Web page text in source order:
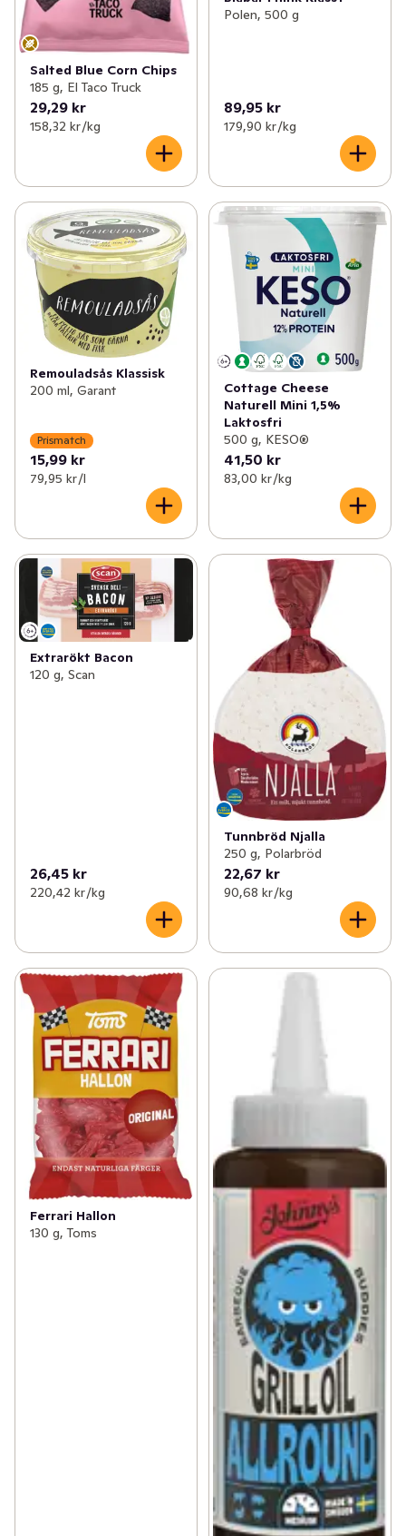
Salted Blue Corn Chips
185 g, El Taco Truck
29,29 kr
158,32 kr /kg
Polen, 500 g
89,95 kr
179,90 kr /kg
Remouladsås Klassisk
200 ml, Garant
Prismatch
15,99 kr
79,95 kr /l
Cottage Cheese
Naturell Mini 1,5%
Laktosfri
500 g, KESO®
41,50 kr
83,00 kr /kg
Extrarökt Bacon
120 g, Scan
26,45 kr
220,42 kr /kg
Tunnbröd Njalla
250 g, Polarbröd
22,67 kr
90,68 kr /kg
Ferrari Hallon
130 g, Toms